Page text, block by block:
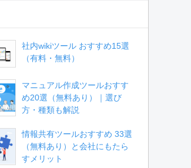
社内wikiツール おすすめ15選
（有料・無料）
マニュアル作成ツールおすす
め20選（無料あり）｜選び
方・種類も解説
情報共有ツールおすすめ 33選
（無料あり）と会社にもたら
すメリット